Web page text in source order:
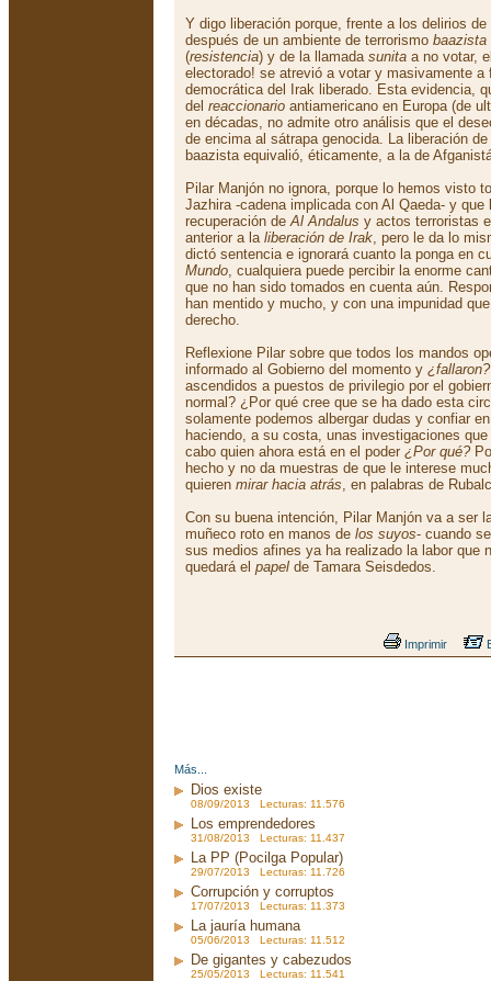
Y digo liberación porque, frente a los delirios
después de un ambiente de terrorismo baazista
(resistencia) y de la llamada sunita a no votar,
electorado! se atrevió a votar y masivamente a
democrática del Irak liberado. Esta evidencia,
del reaccionario antiamericano en Europa (de
en décadas, no admite otro análisis que el
de encima al sátrapa genocida. La liberación
baazista equivalió, éticamente, a la de
Pilar Manjón no ignora, porque lo hemos visto
Jazhira -cadena implicada con Al Qaeda- y que
recuperación deAl Andalus y actos terroristas
anterior a la liberación de Irak, pero le da lo
dictó sentencia e ignorará cuanto la ponga en
Mundo, cualquiera puede percibir la enorme
que no han sido tomados en cuenta aún.
han mentido y mucho, y con una impunidad
derecho.
Reflexione Pilar sobre que todos los mandos
informado al Gobierno del momento y ¿fallaron?
ascendidos a puestos de privilegio por el
normal? ¿Por qué cree que se ha dado esta
solamente podemos albergar dudas y confiar
haciendo, a su costa, unas investigaciones
cabo quien ahora está en el poder ¿Por qué?
hecho y no da muestras de que le interese
quieren mirar hacia atrás, en palabras de
Con su buena intención, Pilar Manjón va a ser
muñeco roto en manos de los suyos- cuando
sus medios afines ya ha realizado la labor que
quedará el papel de Tamara Seisdedos.
Imprimir
Más...
Dios existe
08/09/2013 Lecturas: 11.576
Los emprendedores
31/08/2013 Lecturas: 11.437
La PP (Pocilga Popular)
29/07/2013 Lecturas: 11.726
Corrupción y corruptos
17/07/2013 Lecturas: 11.373
La jauría humana
05/06/2013 Lecturas: 11.512
De gigantes y cabezudos
25/05/2013 Lecturas: 11.541